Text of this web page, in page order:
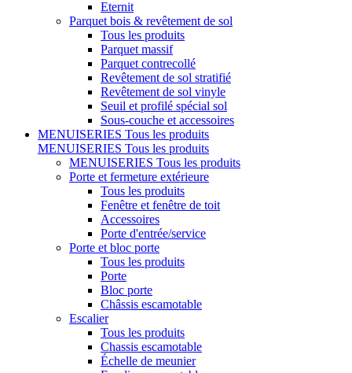
Eternit
Parquet bois & revêtement de sol
Tous les produits
Parquet massif
Parquet contrecollé
Revêtement de sol stratifié
Revêtement de sol vinyle
Seuil et profilé spécial sol
Sous-couche et accessoires
MENUISERIES Tous les produits
MENUISERIES Tous les produits
MENUISERIES Tous les produits
Porte et fermeture extérieure
Tous les produits
Fenêtre et fenêtre de toit
Accessoires
Porte d'entrée/service
Porte et bloc porte
Tous les produits
Porte
Bloc porte
Châssis escamotable
Escalier
Tous les produits
Chassis escamotable
Échelle de meunier